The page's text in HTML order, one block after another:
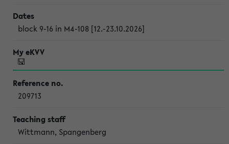
block 9-16 in M4-108 [12.-23.10.2026]
209713
Wittmann, Spangenberg